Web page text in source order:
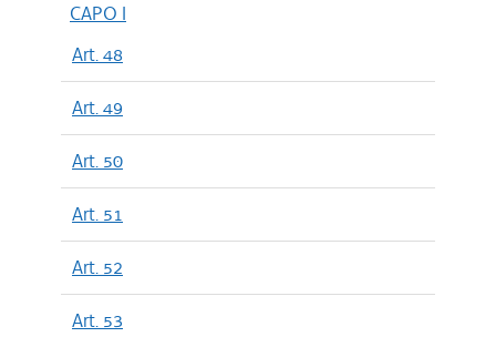
CAPO I
Art. 48
Art. 49
Art. 50
Art. 51
Art. 52
Art. 53